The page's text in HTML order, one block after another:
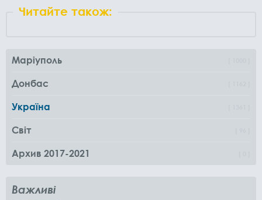
Читайте також:
Маріуполь
Донбас
Україна
Світ
Архив 2017-2021
Важливі